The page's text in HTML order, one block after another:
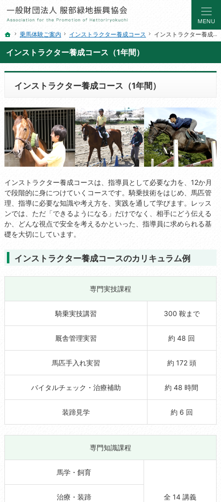
インストラクター養成コース（1年間）
大阪府最大級の乗馬クラブ。乗馬レッスンやスクールなら服部緑地乗馬センターへ
乗馬スクール・レッスンなら服部緑地振興協会
インストラクター養成コース（1年間）
インストラクター養成コースは、指導員として必要な力を、12か月
で段階的に身につけていくコースです。騎乗技術をはじめ、馬匹管
理、指導に必要な知識や考え方を、実践を通して学びます。レッス
ンでは、ただ「できるようになる」だけでなく、相手にどう伝える
か、どんな視点で安全を考えるかといった、指導員に求められる基
礎を大切にしています。
インストラクター養成コースのカリキュラム例
専門実技課程
騎乗実技講習 300 鞍まで
厩舎管理実習 約 48 回
馬匹手入れ実習 約 172 頭
バイタルチェック・治療補助 約 48 時間
装蹄見学 約 6 回
専門知識課程
馬学・飼育
全 14 講義
治療・装蹄
ホーム
乗馬体験ご案内 インストラクター養成コース インストラクター養成コース（1年間）